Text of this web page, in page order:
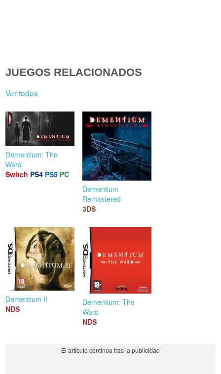
JUEGOS RELACIONADOS
Ver todos
Dementium: The
Ward
Switch PS4 PS5 PC
Dementium
Remastered
3DS
Dementium II
NDS
Dementium: The
Ward
NDS